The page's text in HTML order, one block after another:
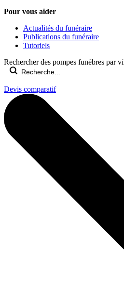
Pour vous aider
Actualités du funéraire
Publications du funéraire
Tutoriels
Rechercher des pompes funèbres par
Devis comparatif